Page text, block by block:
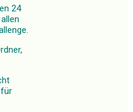
24